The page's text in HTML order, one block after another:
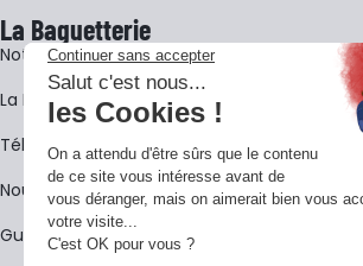
La Baguetterie
Notre histoire
La BagShow
​Télécharger le catalogue
Nous contacter
Guides La Baguetterie